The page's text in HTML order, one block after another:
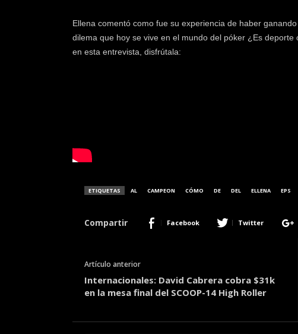
Ellena comentó como fue su experiencia de haber
dilema que hoy se vive en el mundo del póker ¿Es
en esta entrevista, disfrútala:
ETIQUETAS AL CAMPEON CÓMO DE DEL ELLENA EPS
Compartir Facebook Twitter
Artículo anterior
Internacionales: David Cabrera cobra $31k
en la mesa final del SCOOP-14 High Roller